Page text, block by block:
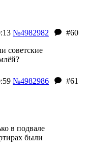
№4982982
#60
советские
№4982986
#61
в подвале
были